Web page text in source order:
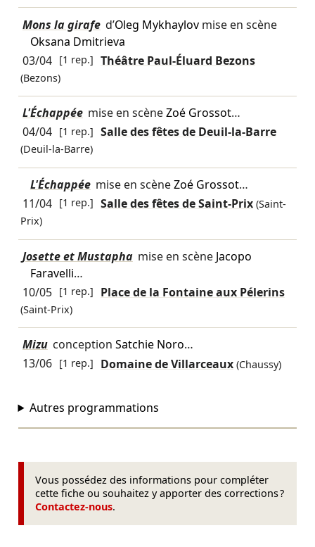
Mons la girafe d’Oleg Mykhaylovmise en scène
Oksana Dmitrieva
03/04 [1 rep.] Théâtre Paul-Éluard Bezons
(Bezons)
L'Échappée mise en scèneZoé Grossot…
04/04 [1 rep.] Salle des fêtes de Deuil-la-Barre
(Deuil-la-Barre)
L'Échappée mise en scèneZoé Grossot…
11/04 [1 rep.] Salle des fêtes de Saint-Prix (Saint-
Prix)
Josette et Mustapha mise en scène Jacopo
Faravelli…
10/05 [1 rep.] Place de la Fontaine aux Pélerins
(Saint-Prix)
Mizu conception Satchie Noro…
13/06 [1 rep.] Domaine de Villarceaux (Chaussy)
Autres programmations
Vous possédez des informations pour compléter
cette fiche ou souhaitez y apporter des corrections ?
Contactez-nous.